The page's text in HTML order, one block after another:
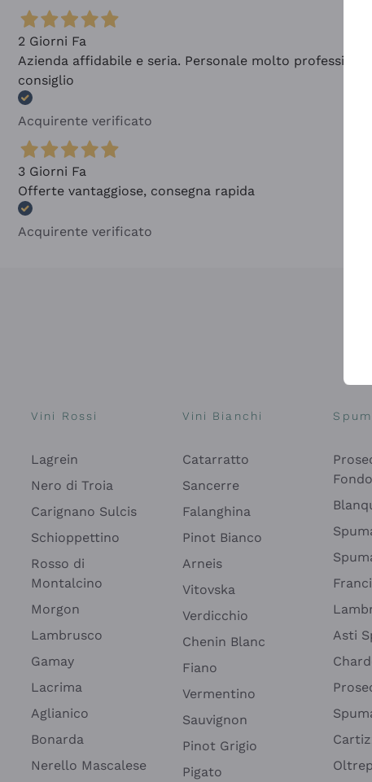
2 Giorni Fa
Azienda affidabile e seria. Personale molto
consiglio
Acquirente verificato
3 Giorni Fa
Offerte vantaggiose, consegna rapida
Acquirente verificato
Vini Rossi
Lagrein
Nero di Troia
Carignano Sulcis
Schioppettino
Rosso di
Montalcino
Morgon
Lambrusco
Gamay
Lacrima
Aglianico
Bonarda
Nerello Mascalese
Vini Bianchi
Catarratto
Sancerre
Falanghina
Pinot Bianco
Arneis
Vitovska
Verdicchio
Chenin Blanc
Fiano
Vermentino
Sauvignon
Pinot Grigio
Pigato
Fondo
Asti